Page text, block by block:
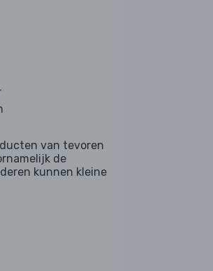
van tevoren
de
kunnen kleine